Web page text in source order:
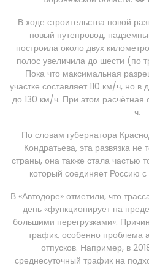
В ходе строительства новой
новый путепровод,
построила около двух
полос увеличила до шести (по
Пока что максимальная
участке составляет 110 км/ч, но
до 130 км/ч. При этом расчётная
ч.
По словам губернатора
Кондратьева, эта развязка не
страны, она также стала частью
который соединяет Россию
В «Автодоре» отметили, что
день «функционирует на
большими перегрузками».
трафик, особенно проблема
отпусков. Например, в
среднесуточный трафик на